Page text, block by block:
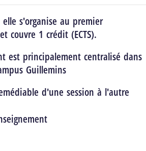
elle s'organise au premier
couvre 1 crédit (ECTS).
est principalement centralisé dans
Guillemins
d'une session à l'autre